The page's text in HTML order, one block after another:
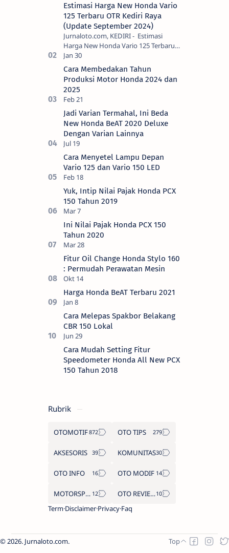
Estimasi Harga New Honda Vario
125 Terbaru OTR Kediri Raya
(Update September 2024)
Jurnaloto.com, KEDIRI - Estimasi
Harga New Honda Vario 125 Terbaru
OTR Kediri Raya (Update September
2024) Brosis sekalian, PT Astra Honda
Motor (AH…
Cara Membedakan Tahun
Produksi Motor Honda 2024 dan
2025
Jadi Varian Termahal, Ini Beda
New Honda BeAT 2020 Deluxe
Dengan Varian Lainnya
Cara Menyetel Lampu Depan
Vario 125 dan Vario 150 LED
Yuk, Intip Nilai Pajak Honda PCX
150 Tahun 2019
Ini Nilai Pajak Honda PCX 150
Tahun 2020
Fitur Oil Change Honda Stylo 160
: Permudah Perawatan Mesin
Harga Honda BeAT Terbaru 2021
Cara Melepas Spakbor Belakang
CBR 150 Lokal
Cara Mudah Setting Fitur
Speedometer Honda All New PCX
150 Tahun 2018
Rubrik
OTOMOTIF OTO TIPS
AKSESORIS KOMUNITAS
OTO INFO OTO MODIF
MOTORSPORT
OTO REVIEW
Term Disclaimer Privacy Faq
2026. Jurnaloto.com.